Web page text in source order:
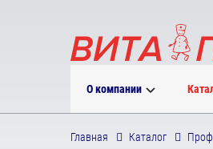
О компании
Главная Каталог